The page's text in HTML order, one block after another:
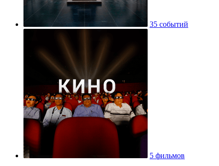
35 событий
5 фильмов